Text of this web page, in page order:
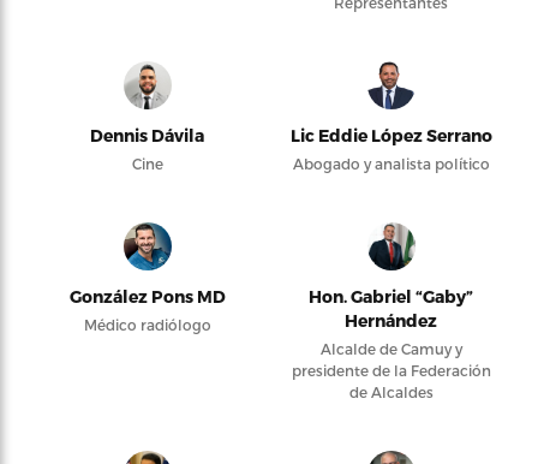
Dennis Dávila
Cine
Lic Eddie López Serrano
Abogado y analista político
González Pons MD
Médico radiólogo
Hon. Gabriel “Gaby”
Hernández
Alcalde de Camuy y
presidente de la Federación
de Alcaldes